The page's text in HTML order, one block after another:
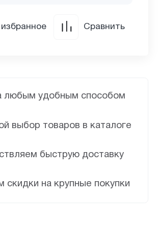
любым удобным способом
выбор товаров в каталоге
быструю доставку
скидки на крупные покупки
избранное Сравнить